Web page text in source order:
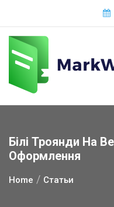
content
Білі Троянди На
Оформлення
Home Статьи